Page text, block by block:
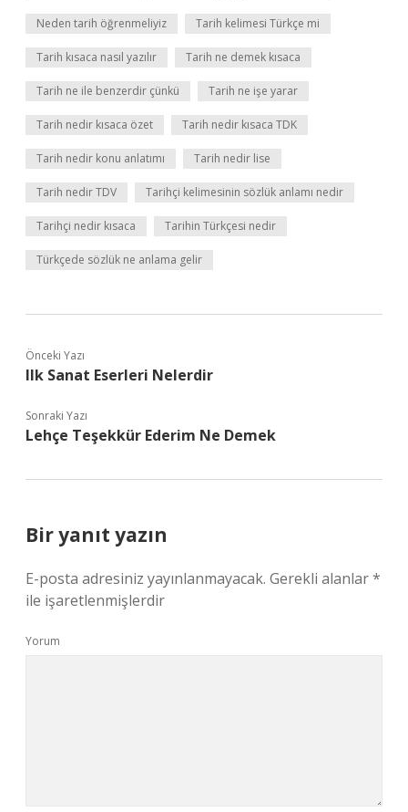
Neden tarih öğrenmeliyiz Tarih kelimesi Türkçe mi
Tarih kısaca nasıl yazılır Tarih ne demek kısaca
Tarih ne ile benzerdir çünkü Tarih ne işe yarar
Tarih nedir kısaca özet Tarih nedir kısaca TDK
Tarih nedir konu anlatımı Tarih nedir lise
Tarih nedir TDV Tarihçi kelimesinin sözlük anlamı nedir
Tarihçi nedir kısaca Tarihin Türkçesi nedir
Türkçede sözlük ne anlama gelir
Önceki Yazı
Ilk Sanat Eserleri Nelerdir
Sonraki Yazı
Lehçe Teşekkür Ederim Ne Demek
Bir yanıt yazın
E-posta adresiniz yayınlanmayacak. Gerekli alanlar*
ile işaretlenmişlerdir
Yorum